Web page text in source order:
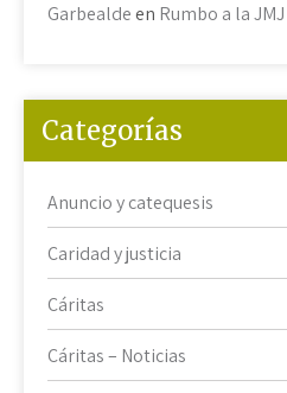
Garbealdeen Rumbo a la
Categorías
Anuncio y catequesis
Caridad y justicia
Cáritas
Cáritas – Noticias